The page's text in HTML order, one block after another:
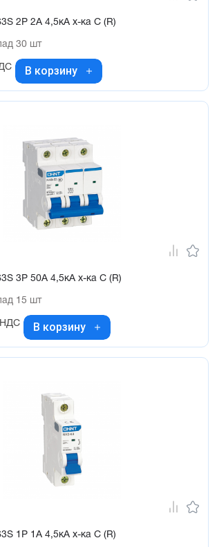
2P 2А 4,5кА х-ка C (R)
30 шт
В корзину
3P 50А 4,5кА х-ка C (R)
15 шт
В корзину
1P 1А 4,5кА х-ка C (R)